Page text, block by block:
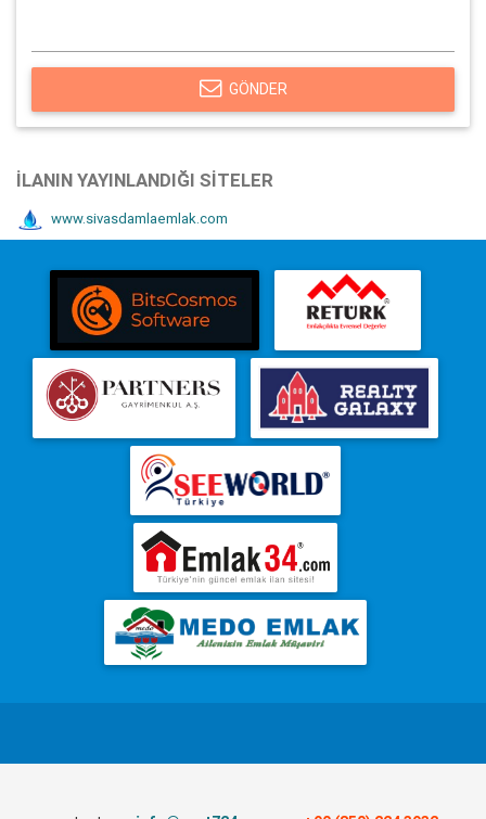
GÖNDER
İLANIN YAYINLANDIĞI SITELER
www.sivasdamlaemlak.com